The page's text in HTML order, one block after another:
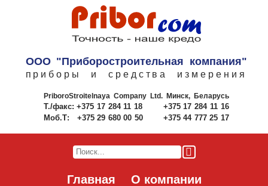
ООО "Приборостроительная компания"
приборы и средства измерения
PriboroStroitelnaya Company Ltd.Минск, Беларусь
Т./факс: +375 17 284 11 18
+375 17 284 11 16
Моб.Т:
+375 29 680 00 50 +375 44 777 25 17
Главная О компании